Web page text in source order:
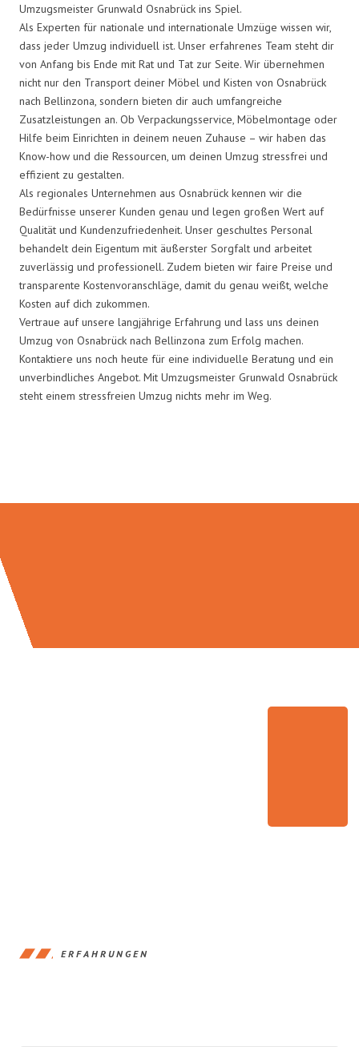
Umzugsmeister Grunwald Osnabrück ins Spiel.
Als Experten für nationale und internationale Umzüge wissen wir,
dass jeder Umzug individuell ist. Unser erfahrenes Team steht dir
von Anfang bis Ende mit Rat und Tat zur Seite. Wir übernehmen
nicht nur den Transport deiner Möbel und Kisten von Osnabrück
nach Bellinzona, sondern bieten dir auch umfangreiche
Zusatzleistungen an. Ob Verpackungsservice, Möbelmontage oder
Hilfe beim Einrichten in deinem neuen Zuhause – wir haben das
Know-how und die Ressourcen, um deinen Umzug stressfrei und
effizient zu gestalten.
Als regionales Unternehmen aus Osnabrück kennen wir die
Bedürfnisse unserer Kunden genau und legen großen Wert auf
Qualität und Kundenzufriedenheit. Unser geschultes Personal
behandelt dein Eigentum mit äußerster Sorgfalt und arbeitet
zuverlässig und professionell. Zudem bieten wir faire Preise und
transparente Kostenvoranschläge, damit du genau weißt, welche
Kosten auf dich zukommen.
Vertraue auf unsere langjährige Erfahrung und lass uns deinen
Umzug von Osnabrück nach Bellinzona zum Erfolg machen.
Kontaktiere uns noch heute für eine individuelle Beratung und ein
unverbindliches Angebot. Mit Umzugsmeister Grunwald Osnabrück
steht einem stressfreien Umzug nichts mehr im Weg.
ERFAHRUNGEN